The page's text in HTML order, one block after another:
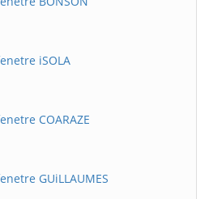
iSOLA
COARAZE
GUiLLAUMES